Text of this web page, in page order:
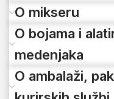
O mikseru
O bojama i
medenjaka
O ambalaži,